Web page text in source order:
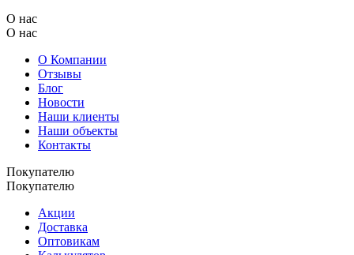
О нас
О нас
О Компании
Отзывы
Блог
Новости
Наши клиенты
Наши объекты
Контакты
Покупателю
Покупателю
Акции
Доставка
Оптовикам